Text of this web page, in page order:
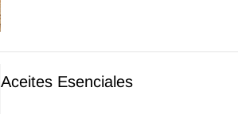
Aceites Esenciales